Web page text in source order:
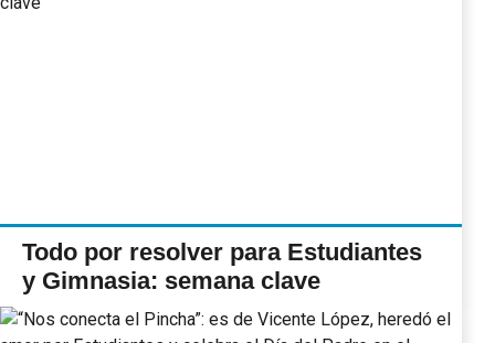
Todo por resolver para Estudiantes
y Gimnasia: semana clave